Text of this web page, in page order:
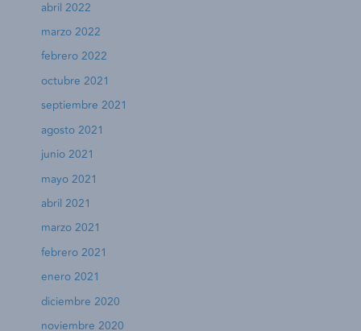
abril 2022
marzo 2022
febrero 2022
octubre 2021
septiembre 2021
agosto 2021
junio 2021
mayo 2021
abril 2021
marzo 2021
febrero 2021
enero 2021
diciembre 2020
noviembre 2020